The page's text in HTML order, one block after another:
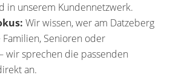
in unserem Kundennetzwerk.
Wir wissen, wer am Datzeberg
Senioren oder
wir sprechen die passenden
an.